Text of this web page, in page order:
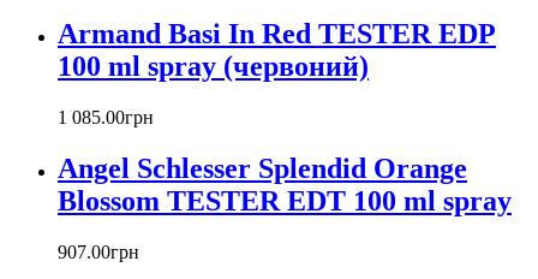
Beyonce
Bill Blass
Biotherm
Blumarine
Bottega Veneta
Boucheron
Bourjois
Britney Spears
Bruno Banani
Armand Basi In Red TESTER EDP
100 ml spray (червоний)
1 085.00грн
Angel Schlesser Splendid Orange
Blossom TESTER EDT 100 ml spray
907.00грн